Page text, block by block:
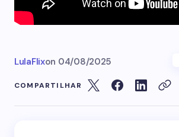
LulaFlixon 04/08/2025
COMPARTILHAR